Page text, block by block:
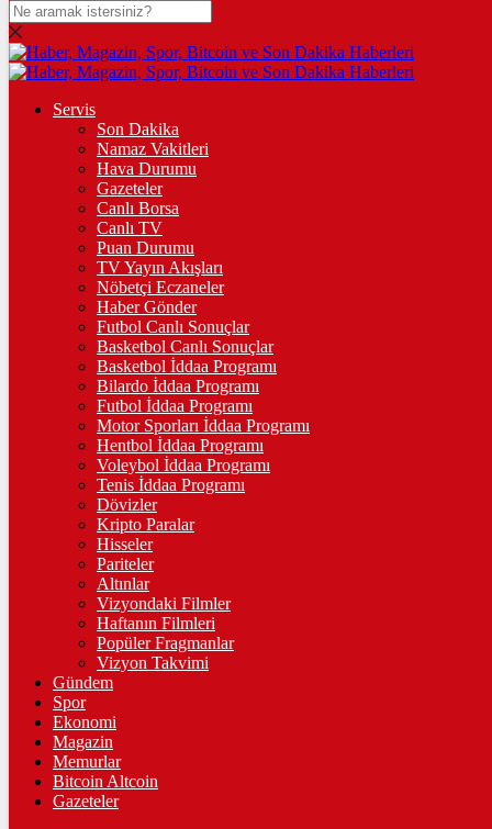
DOLAR
47,5982$% 0.06
% 0.06
STERLİN
% 0.14
GRAM ALTIN
%0,81
ÇEYREK ALTIN
10.685,00%1,14
TAM ALTIN
42.557,00%1,14
%0,64
%0,59
฿%1.2
LİTECOİN
2139.27Ł%0.4
ETHEREUM
90731 Ξ%2.3
Servis
Son Dakika
Namaz Vakitleri
Hava Durumu
Gazeteler
Canlı Borsa
Canlı TV
Puan Durumu
TV Yayın Akışları
Nöbetçi Eczaneler
Haber Gönder
Futbol Canlı Sonuçlar
Basketbol Canlı Sonuçlar
Basketbol İddaa Programı
Bilardo İddaa Programı
Futbol İddaa Programı
Motor Sporları İddaa Programı
Hentbol İddaa Programı
Voleybol İddaa Programı
Tenis İddaa Programı
Dövizler
Kripto Paralar
Hisseler
Pariteler
Altınlar
Vizyondaki Filmler
Haftanın Filmleri
Popüler Fragmanlar
Vizyon Takvimi
Gündem
Spor
Ekonomi
Magazin
Memurlar
Bitcoin Altcoin
Gazeteler